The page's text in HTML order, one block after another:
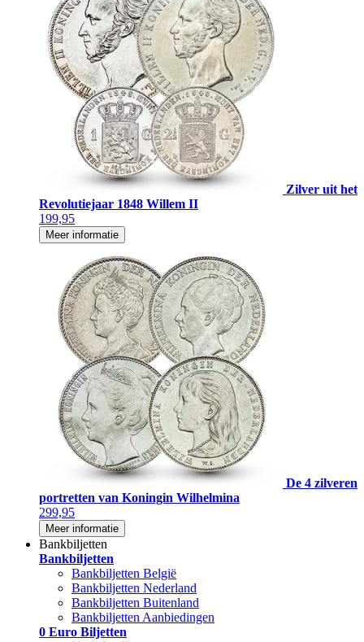
Zilver uit het
Revolutiejaar 1848 Willem II
199,95
Meer informatie
De 4 zilveren
portretten van Koningin Wilhelmina
299,95
Meer informatie
Bankbiljetten
Bankbiljetten
Bankbiljetten België
Bankbiljetten Nederland
Bankbiljetten Buitenland
Bankbiljetten Aanbiedingen
0 Euro Biljetten